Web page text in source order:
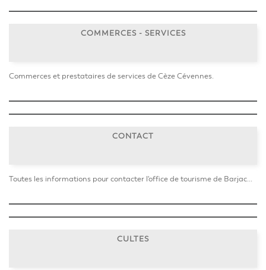
COMMERCES - SERVICES
Commerces et prestataires de services de Cèze Cévennes.
CONTACT
Toutes les informations pour contacter l'office de tourisme de Barjac...
CULTES